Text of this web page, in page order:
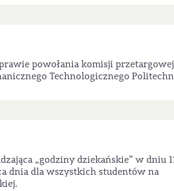
powołania komisji
Technologicznego
„godziny dziekańskie” w dniu
dnia dla wszystkich studentów na